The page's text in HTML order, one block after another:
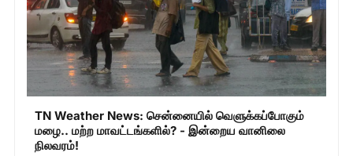
TN Weather News: சென்னையில் வெளுக்கப்போகும்
மழை.. மற்ற மாவட்டங்களில்? - இன்றைய வானிலை
நிலவரம்!